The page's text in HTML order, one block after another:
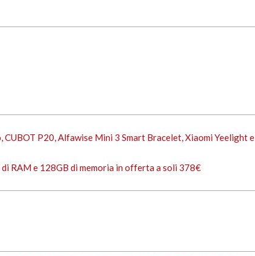
CUBOT P20, Alfawise Mini 3 Smart Bracelet, Xiaomi Yeelight e
RAM e 128GB di memoria in offerta a soli 378€